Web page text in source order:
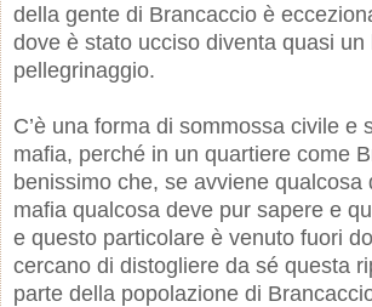
della gente di Brancaccio è
dove è stato ucciso diventa quasi un
pellegrinaggio.
C’è una forma di sommossa civile e
mafia, perché in un quartiere come
benissimo che, se avviene qualcosa
mafia qualcosa deve pur sapere e
e questo particolare è venuto fuori
cercano di distogliere da sé questa
parte della popolazione di